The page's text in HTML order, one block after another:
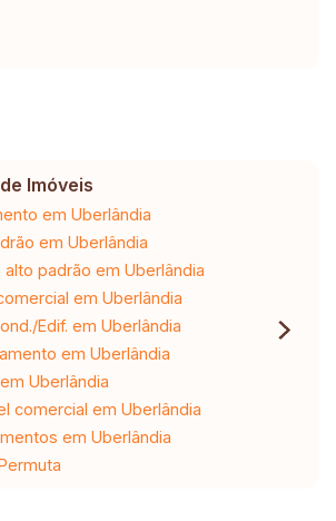
Imóveis
em Uberlândia
em Uberlândia
alto padrão em Uberlândia
em Uberlândia
Edif. em Uberlândia
em Uberlândia
Uberlândia
comercial em Uberlândia
em Uberlândia